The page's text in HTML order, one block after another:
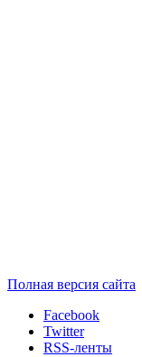
Полная версия сайта
Facebook
Twitter
RSS-ленты